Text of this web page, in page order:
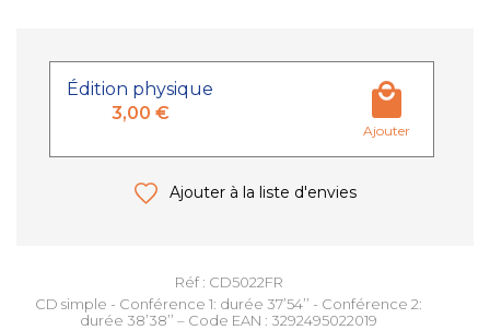
Réf : CD5022FR
CD simple - Conférence 1: durée 37’54’’ - Conférence 2:
durée 38’38’’ – Code EAN : 3292495022019
Édition physique
3,00 €
Ajouter
Ajouter à la liste d'envies